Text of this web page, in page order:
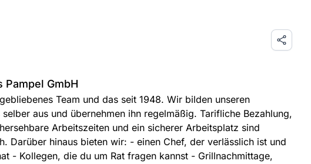
Pampel GmbH
Team und das seit 1948. Wir bilden unseren
aus und übernehmen ihn regelmäßig. Tarifliche Bezahlung,
Arbeitszeiten und ein sicherer Arbeitsplatz sind
Darüber hinaus bieten wir: - einen Chef, der verlässlich ist und
- Kollegen, die du um Rat fragen kannst - Grillnachmittage,